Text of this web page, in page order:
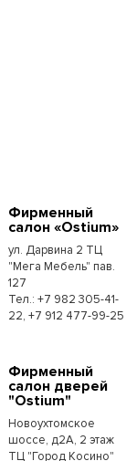
Фирменный
салон «Ostium»
ул. Дарвина 2 ТЦ
"Мега Мебель" пав.
127
Тел.: +7 982 305-41-
22, +7 912 477-99-25
Фирменный
салон дверей
"Ostium"
Новоухтомское
шоссе, д2А, 2 этаж
ТЦ "Город Косино"